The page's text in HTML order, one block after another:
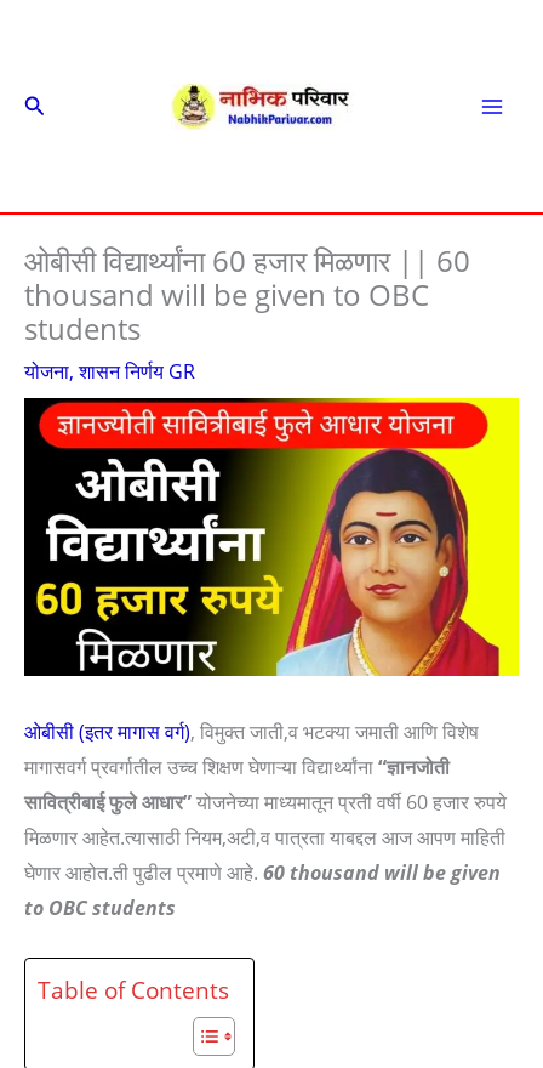
Search
ओबीसी विद्यार्थ्यांना 60 हजार मिळणार || 60
thousand will be given to OBC
students
योजना,शासन निर्णय GR
ओबीसी (इतर मागास वर्ग), विमुक्त जाती,व भटक्या जमाती आणि विशेष
मागासवर्ग प्रवर्गातील उच्च शिक्षण घेणाऱ्या विद्यार्थ्यांना“ज्ञानजोती
सावित्रीबाई फुले आधार”योजनेच्या माध्यमातून प्रती वर्षी 60 हजार रुपये
मिळणार आहेत.त्यासाठी नियम,अटी,व पात्रता याबद्दल आज आपण माहिती
घेणार आहोत.ती पुढील प्रमाणे आहे. 60 thousand will be given
to OBC students
Table of Contents